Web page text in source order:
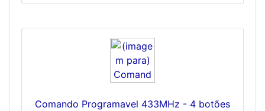
Comando Programavel 433MHz - 4 botões